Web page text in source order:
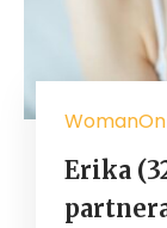
Erika